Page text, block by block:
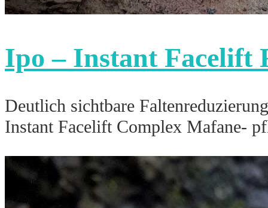
Ipo – Instant
Deutlich sichtbare
Instant Facelift Complex Mafane-